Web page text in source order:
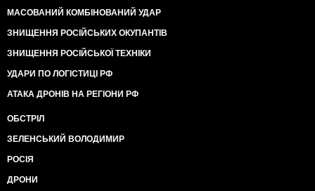
МАСОВАНИЙ КОМБІНОВАНИЙ УДАР
ЗНИЩЕННЯ РОСІЙСЬКИХ ОКУПАНТІВ
ЗНИЩЕННЯ РОСІЙСЬКОЇ ТЕХНІКИ
УДАРИ ПО ЛОГІСТИЦІ РФ
АТАКА ДРОНІВ НА РЕГІОНИ РФ
ОБСТРІЛ
ЗЕЛЕНСЬКИЙ ВОЛОДИМИР
РОСІЯ
ДРОНИ